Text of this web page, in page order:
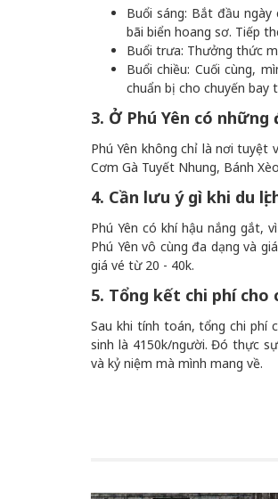
Buổi sáng: Bắt đầu
bãi biển hoang sơ. Tiếp
Buổi trưa: Thưởng thức
Buổi chiều: Cuối cùng,
chuẩn bị cho chuyến bay
3. Ở Phú Yên có những
Phú Yên không chỉ là nơi
Cơm Gà Tuyết Nhung, Bánh
4. Cần lưu ý gì khi du
Phú Yên có khí hậu nắng gắt,
Phú Yên vô cùng đa dạng và
giá vé từ 20 - 40k.
5. Tổng kết chi phí cho
Sau khi tính toán, tổng chi phí
sinh là 4150k/người. Đó thực
và kỷ niệm mà mình mang về.